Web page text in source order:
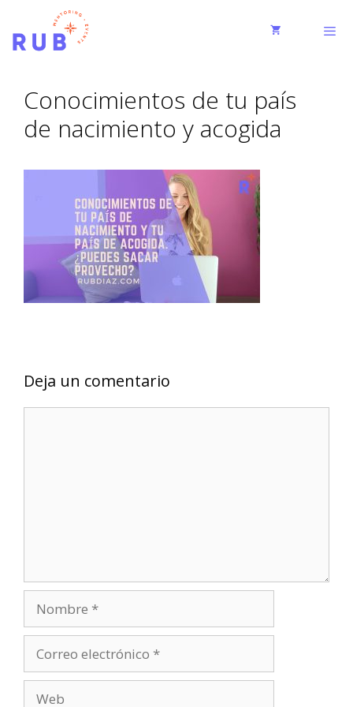
Conocimientos de tu país
de nacimiento y acogida
Deja un comentario